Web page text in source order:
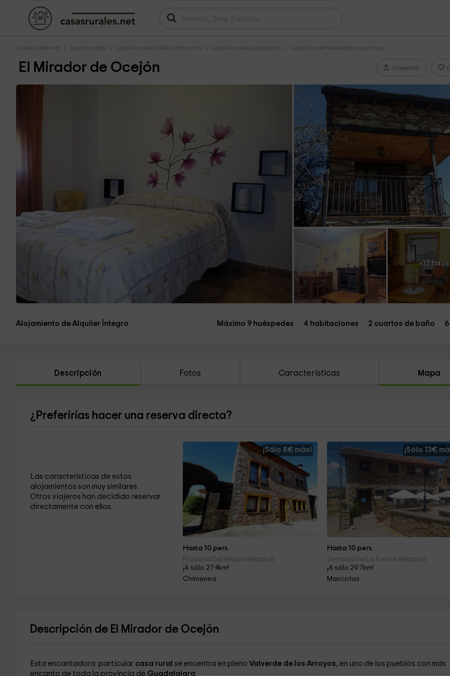
CasasRurales.net Casas Rurales Casas Rurales Castilla La Mancha Casas Rurales Guadalajara Casas Rurales Valverde De Los Arroyos
El Mirador de Ocejón Compartir
+17 fotos
Alojamiento de Alquiler Íntegro Máximo 9 huéspedes 4 habitaciones 2 cuartos de baño
Descripción Fotos Características Mapa
¿Preferirías hacer una reserva directa?
Las características de estos
alojamientos son muy similares.
Otros viajeros han decidido reservar
directamente con ellos.
¡Sólo 8€ más!
Hasta 10 pers.
Pradena Del Rincon (Madrid)
¡A sólo 27.4km!
Chimenea
¡Sólo 13€
Hasta 10 pers.
Serrada De La Fuente (Madrid)
¡A sólo 29.7km!
Mascotas
Descripción de El Mirador de Ocejón
Esta encantadora particularcasa rural se encentra en pleno Valverde de los Arroyos, en uno de los pueblos con más
encanto de toda la provincia de Guadalajara.